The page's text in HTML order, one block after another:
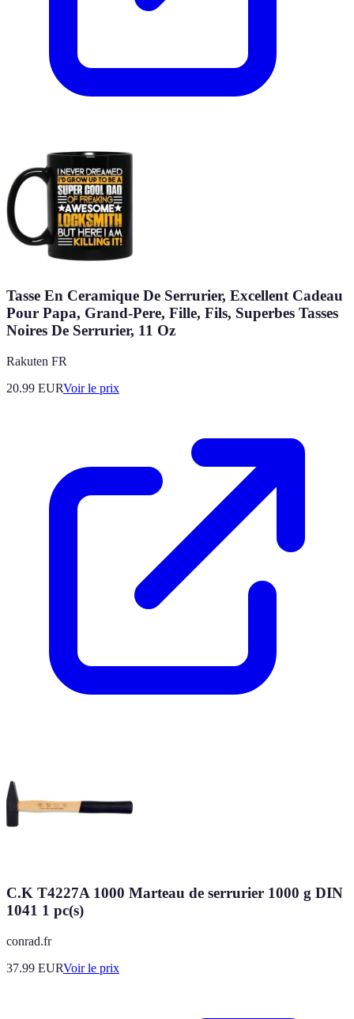
Tasse En Ceramique De Serrurier, Excellent Cadeau
Pour Papa, Grand-Pere, Fille, Fils, Superbes Tasses
Noires De Serrurier, 11 Oz
Rakuten FR
20.99 EURVoir le prix
C.K T4227A 1000 Marteau de serrurier 1000 g DIN
1041 1 pc(s)
conrad.fr
37.99 EURVoir le prix